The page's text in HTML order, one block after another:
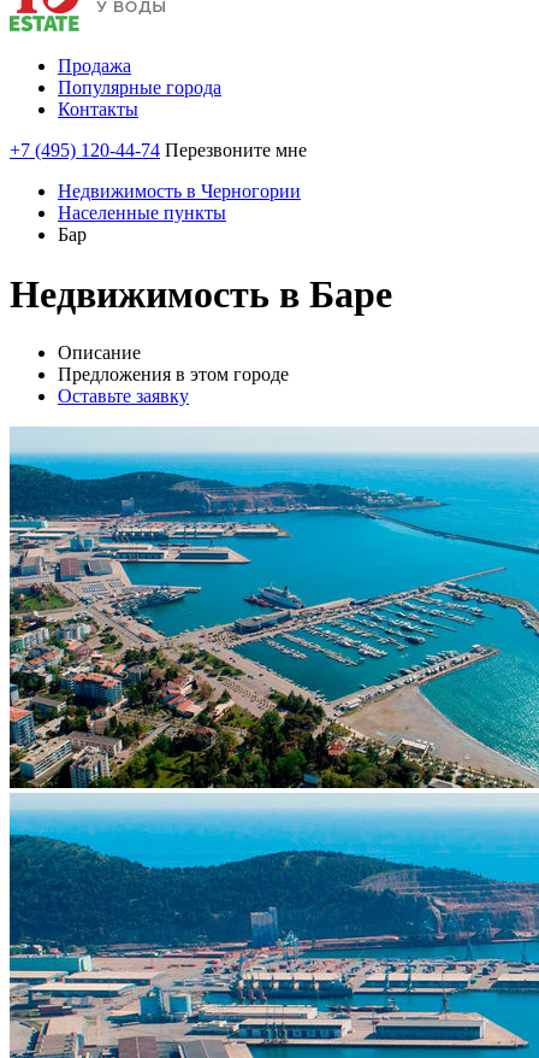
Продажа
Популярные города
Контакты
+7 (495) 120-44-74 Перезвоните мне
Недвижимость в Черногории
Населенные пункты
Бар
Недвижимость в Баре
Описание
Предложения в этом городе
Оставьте заявку